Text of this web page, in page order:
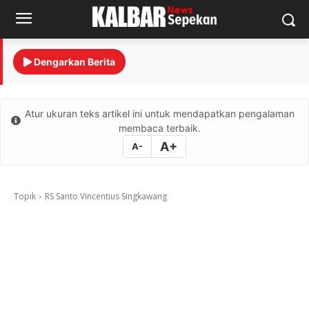
Dengarkan Berita
Atur ukuran teks artikel ini untuk mendapatkan pengalaman
membaca terbaik.
A- A+
Topik RS Santo Vincentius Singkawang